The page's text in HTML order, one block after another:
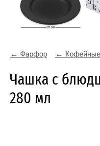
Фарфор
Чашка с
280 мл